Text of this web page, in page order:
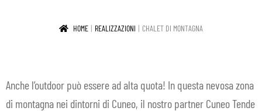
HOME REALIZZAZIONI CHALET DI MONTAGNA
Anche l’outdoor può essere ad alta quota! In questa nevosa zona
di montagna nei dintorni di Cuneo, il nostro partner Cuneo Tende